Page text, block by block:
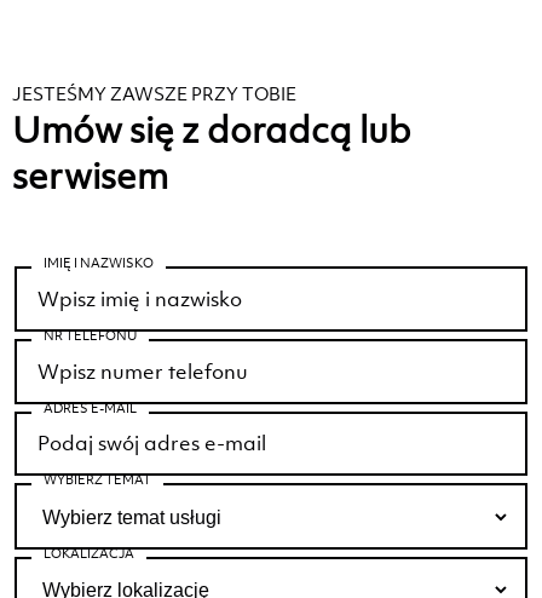
JESTEŚMY ZAWSZE PRZY TOBIE
Umów się z doradcą lub
serwisem
IMIĘ I NAZWISKO
NR TELEFONU
ADRES E-MAIL
WYBIERZ TEMAT
LOKALIZACJA